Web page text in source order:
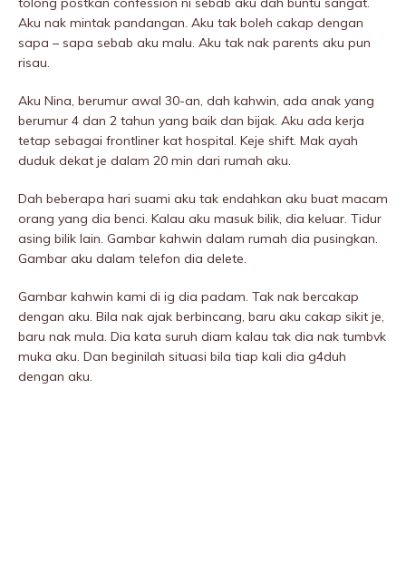
Aku nak mintak pandangan. Aku tak boleh cakap dengan
sapa – sapa sebab aku malu. Aku tak nak parents aku pun
risau.
Aku Nina, berumur awal 30-an, dah kahwin, ada anak yang
berumur 4 dan 2 tahun yang baik dan bijak. Aku ada kerja
tetap sebagai frontliner kat hospitaI. Keje shift. Mak ayah
duduk dekat je dalam 20 min dari rumah aku.
Dah beberapa hari suami aku tak endahkan aku buat macam
orang yang dia benci. Kalau aku masuk bilik, dia keluar. Tidur
asing bilik lain. Gambar kahwin dalam rumah dia pusingkan.
Gambar aku dalam telefon dia delete.
Gambar kahwin kami di ig dia padam. Tak nak bercakap
dengan aku. Bila nak ajak berbincang, baru aku cakap sikit je,
baru nak mula. Dia kata suruh diam kalau tak dia nak tumbvk
muka aku. Dan beginilah situasi bila tiap kali dia g4duh
dengan aku.